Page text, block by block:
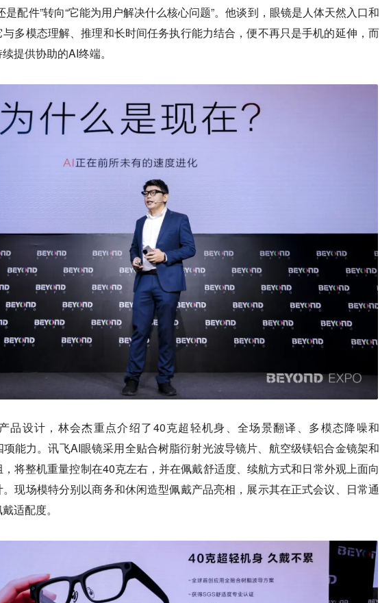
是配件”转向“它能为用户解决什么核心问题”。他谈到，眼镜是人体天然入口和
多模态理解、推理和长时间任务执行能力结合，便不再只是手机的延伸，而
提供协助的AI终端。
品设计，林会杰重点介绍了40克超轻机身、全场景翻译、多模态降噪和
能力。讯飞AI眼镜采用全贴合树脂衍射光波导镜片、航空级镁铝合金镜架和
将整机重量控制在40克左右，并在佩戴舒适度、续航方式和日常外观上面向
现场模特分别以商务和休闲造型佩戴产品亮相，展示其在正式会议、日常通
适配度。